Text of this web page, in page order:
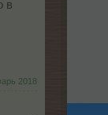
в
2018